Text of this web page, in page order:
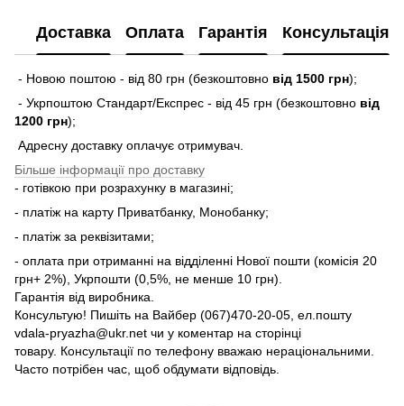
Доставка Оплата Гарантія Консультація
- Новою поштою - від 80 грн (безкоштовно від 1500 грн);
- Укрпоштою Стандарт/Експрес - від 45 грн (безкоштовно від
1200 грн);
Адресну доставку оплачує отримувач.
Більше інформації про доставку
- готівкою при розрахунку в магазині;
- платіж на карту Приватбанку, Монобанку;
- платіж за реквізитами;
- оплата при отриманні на відділенні Нової пошти (комісія 20
грн+ 2%), Укрпошти (0,5%, не менше 10 грн).
Гарантія від виробника.
Консультую! Пишіть на Вайбер (067)470-20-05, ел.пошту
vdala-pryazha@ukr.net чи у коментар на сторінці
товару. Консультації по телефону вважаю нераціональними.
Часто потрібен час, щоб обдумати відповідь.